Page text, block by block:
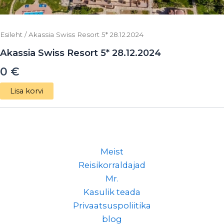
Esileht / Akassia Swiss Resort 5* 28.12.2024
Akassia Swiss Resort 5* 28.12.2024
0 €
Lisa korvi
Meist
Reisikorraldajad
Mr.
Kasulik teada
Privaatsuspoliitika
blog